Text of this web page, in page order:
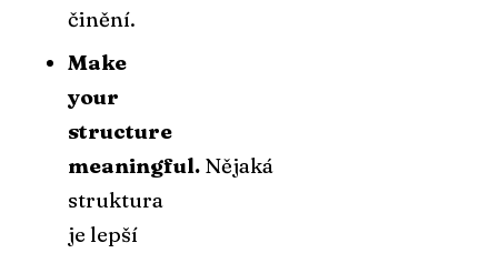
činění.
Make
your
structure
meaningful.Nějaká
struktura
je lepší